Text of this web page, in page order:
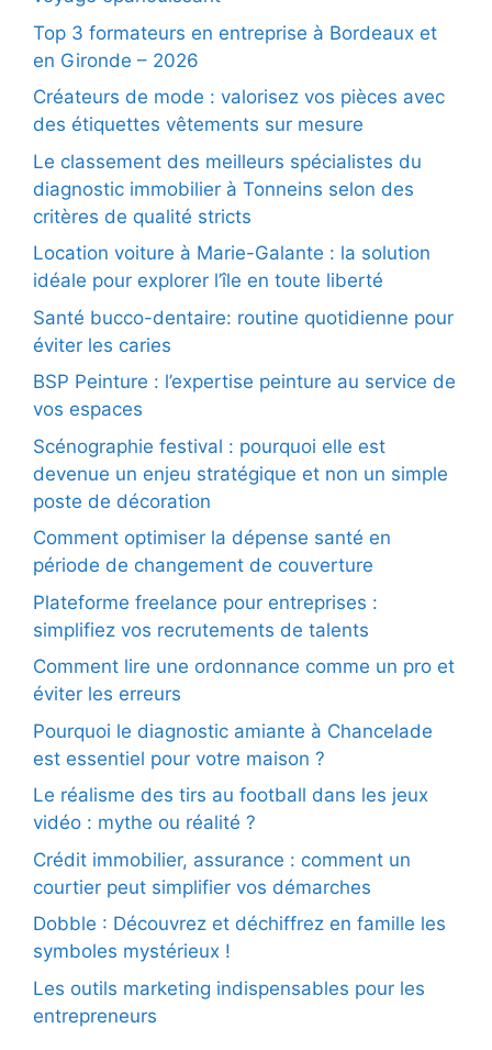
Top 3 formateurs en entreprise à Bordeaux et
en Gironde – 2026
Créateurs de mode : valorisez vos pièces avec
des étiquettes vêtements sur mesure
Le classement des meilleurs spécialistes du
diagnostic immobilier à Tonneins selon des
critères de qualité stricts
Location voiture à Marie-Galante : la solution
idéale pour explorer l’île en toute liberté
Santé bucco-dentaire: routine quotidienne pour
éviter les caries
BSP Peinture : l’expertise peinture au service de
vos espaces
Scénographie festival : pourquoi elle est
devenue un enjeu stratégique et non un simple
poste de décoration
Comment optimiser la dépense santé en
période de changement de couverture
Plateforme freelance pour entreprises :
simplifiez vos recrutements de talents
Comment lire une ordonnance comme un pro et
éviter les erreurs
Pourquoi le diagnostic amiante à Chancelade
est essentiel pour votre maison ?
Le réalisme des tirs au football dans les jeux
vidéo : mythe ou réalité ?
Crédit immobilier, assurance : comment un
courtier peut simplifier vos démarches
Dobble : Découvrez et déchiffrez en famille les
symboles mystérieux !
Les outils marketing indispensables pour les
entrepreneurs